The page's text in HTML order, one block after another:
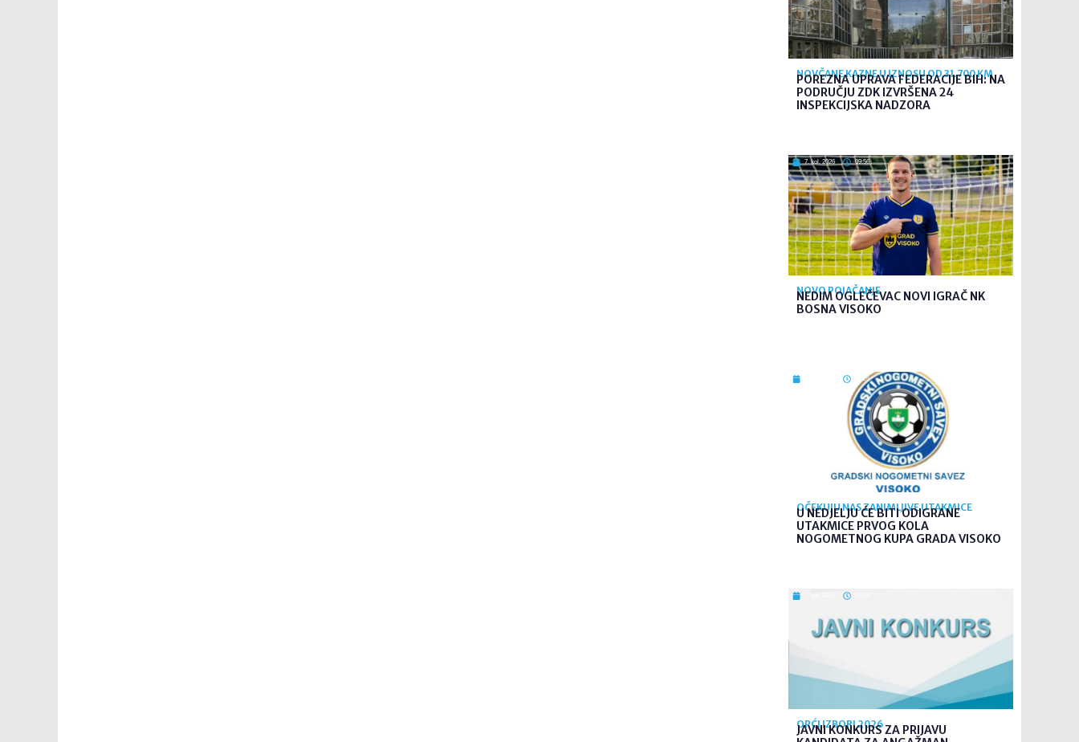
NOVČANE KAZNE U IZNOSU OD 31.700 KM
POREZNA UPRAVA FEDERACIJE BIH: NA
PODRUČJU ZDK IZVRŠENA 24
INSPEKCIJSKA NADZORA
7. kol. 2026 09:56
NOVO POJAČANJE
NEDIM OGLEČEVAC NOVI IGRAČ NK
BOSNA VISOKO
09:26
OČEKUJU NAS ZANIMLJIVE UTAKMICE
U NEDJELJU ĆE BITI ODIGRANE
UTAKMICE PRVOG KOLA
NOGOMETNOG KUPA GRADA VISOKO
OPĆI IZBORI 2026
JAVNI KONKURS ZA PRIJAVU